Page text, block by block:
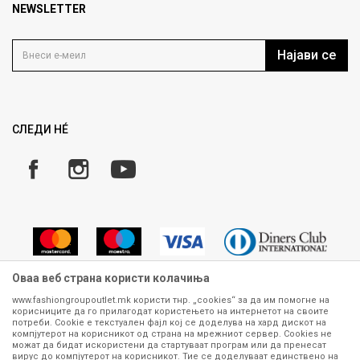
Продавница
Кариера
Политика на приватност
Како да купите
Замена и рефундација на производи
Плаќање
NEWSLETTER
Најави се
СЛЕДИ НÉ
Сите информации околу производите кои се изложени на нашата
онлајн продавница се стремиме да бидат конкретни, точни и прецизни,
меѓутоа не можеме да гарантираме дека се без ниту една грешка или
Оваа веб страна користи колачиња
www.fashiongroupoutlet.mk користи тнр. „cookies“ за да им помогне на
корисниците да го прилагодат користењето на интернетот на своите
потреби. Cookie е текстуален фајл кој се доделува на хард дискот на
компјутерот на корисникот од страна на мрежниот сервер. Cookies не
можат да бидат искористени да стартуваат програм или да пренесат
вирус до компјутерот на корисникот. Тие се доделуваат единствено на